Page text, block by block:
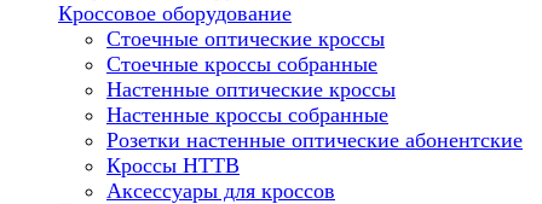
Кроссовое оборудование
Стоечные оптические кроссы
Стоечные кроссы собранные
Настенные оптические кроссы
Настенные кроссы собранные
Розетки настенные оптические абонентские
Кроссы HTTB
Аксессуары для кроссов